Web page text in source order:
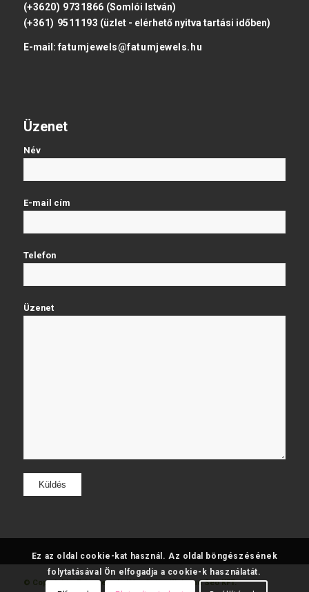
(+3620) 9731866 (Somlói István)
(+361) 9511193 (üzlet - elérhető nyitva tartási időben)
E-mail: fatumjewels@fatumjewels.hu
Üzenet
Név
E-mail cím
Telefon
Üzenet
© Copyright - FatumjewelsKészítette: Web and Seo KFT.
Ez az oldal cookie-kat használ. Az oldal böngészésének
folytatásával Ön elfogadja a cookie-k használatát.